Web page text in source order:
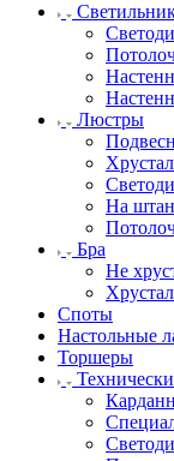
Люстры
На
Бра
Не
Споты
Настольные
Торшеры